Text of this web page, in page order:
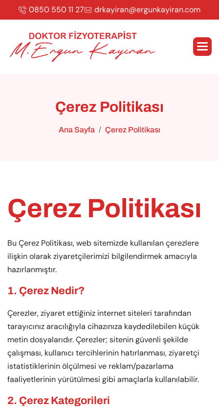
0850 550 11 27 drkayiran@ergunkayiran.com
Çerez Politikası
Ana Sayfa Çerez Politikası
Çerez Politikası
Bu Çerez Politikası, web sitemizde kullanılan çerezlere
ilişkin olarak ziyaretçilerimizi bilgilendirmek amacıyla
hazırlanmıştır.
1. Çerez Nedir?
Çerezler, ziyaret ettiğiniz internet siteleri tarafından
tarayıcınız aracılığıyla cihazınıza kaydedilebilen küçük
metin dosyalarıdır. Çerezler; sitenin güvenli şekilde
çalışması, kullanıcı tercihlerinin hatırlanması, ziyaretçi
istatistiklerinin ölçülmesi ve reklam/pazarlama
faaliyetlerinin yürütülmesi gibi amaçlarla kullanılabilir.
2. Çerez Kategorileri